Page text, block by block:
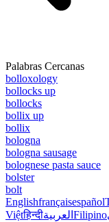
Palabras Cercanas
bolloxology
bollocks up
bollocks
bollix up
bollix
bologna
bologna sausage
bolognese pasta sauce
bolster
bolt
Englishfrançaisespañol
Việtहिन्दीالعربية Filipino